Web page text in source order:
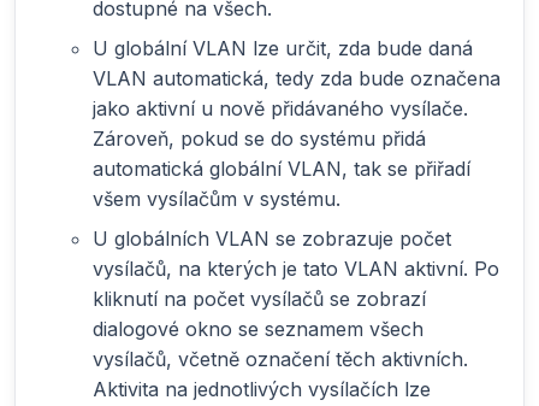
dostupné na všech.
U globální VLAN lze určit, zda bude daná
VLAN automatická, tedy zda bude označena
jako aktivní u nově přidávaného vysílače.
Zároveň, pokud se do systému přidá
automatická globální VLAN, tak se přiřadí
všem vysílačům v systému.
U globálních VLAN se zobrazuje počet
vysílačů, na kterých je tato VLAN aktivní. Po
kliknutí na počet vysílačů se zobrazí
dialogové okno se seznamem všech
vysílačů, včetně označení těch aktivních.
Aktivita na jednotlivých vysílačích lze